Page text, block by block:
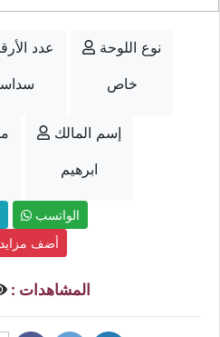
عدد
نوع اللوحة
خاص
إسم المالك
ابرهيم
الواتسب
أضف
المشاهدات :